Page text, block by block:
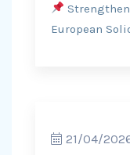
European
21/04/